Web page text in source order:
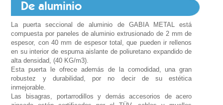
De aluminio
La puerta seccional de aluminio de GABIA METAL está
compuesta por paneles de aluminio extrusionado de 2 mm de
espesor, con 40 mm de espesor total, que pueden ir rellenos
en su interior de espuma aislante de poliuretano expandido de
alta densidad, (40 KG/m3).
Esta puerta le ofrece además de la comodidad, una gran
robustez y durabilidad, por no decir de su estética
inmejorable.
Las bisagras, portarrodillos y demás accesorios de acero